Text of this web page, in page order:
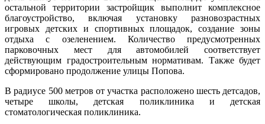
остальной территории застройщик выполнит комплексное
благоустройство, включая установку разновозрастных
игровых детских и спортивных площадок, создание зоны
отдыха с озеленением. Количество предусмотренных
парковочных мест для автомобилей соответствует
действующим градостроительным нормативам. Также будет
сформировано продолжение улицы Попова.
В радиусе 500 метров от участка расположено шесть детсадов,
четыре школы, детская поликлиника и детская
стоматологическая поликлиника.